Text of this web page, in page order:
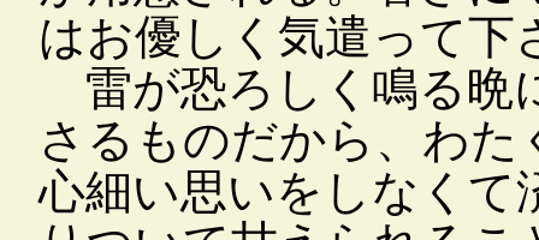
はお優しく気遣って下
雷が恐ろしく鳴る晩
さるものだから、わ
心細い思いをしなくて